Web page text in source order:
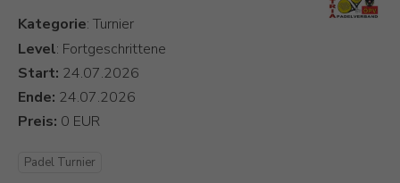
Kategorie
Level: Fortgeschrittene
Start:
Ende:
Preis:
Padel Turnier